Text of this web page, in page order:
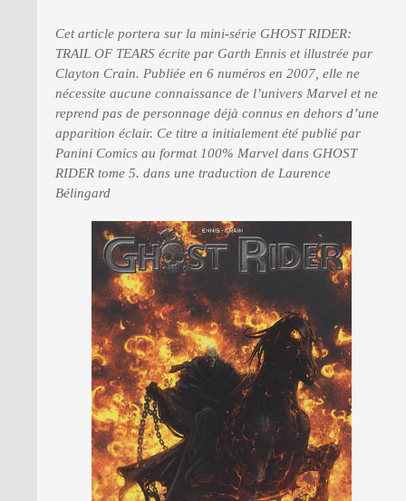
PRESSE
Cet article portera sur la mini-série GHOST RIDER:
TRAIL OF TEARS écrite par Garth Ennis et illustrée par
Clayton Crain. Publiée en 6 numéros en 2007, elle ne
nécessite aucune connaissance de l’univers Marvel et ne
reprend pas de personnage déjà connus en dehors d’une
apparition éclair. Ce titre a initialement été publié par
Panini Comics au format 100% Marvel dans GHOST
RIDER tome 5. dans une traduction de Laurence
Bélingard